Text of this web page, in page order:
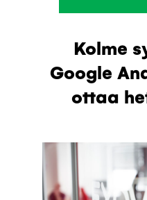
Kolme
Google
ottaa